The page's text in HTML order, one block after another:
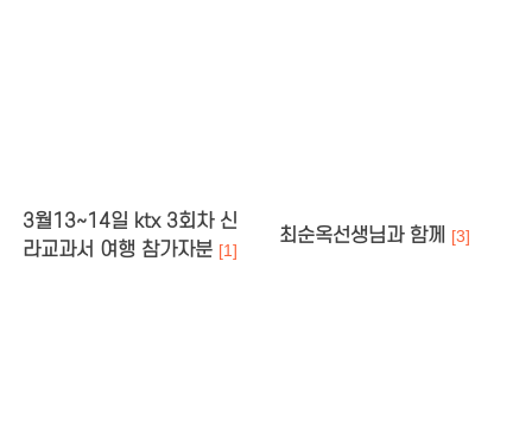
3월13~14일 ktx 3회차 신
라교과서 여행 참가자분 [1]
최순옥선생님과 함께 [3]